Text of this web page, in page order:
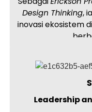
Design Thinking,
inovasi ekosistem
Leadership